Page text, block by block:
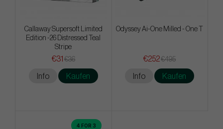
Callaway Supersoft Limited
Edition -26 Distressed Teal
Stripe
€31 €36
Info Kaufen
Odyssey Ai-One Milled - One T
€252€495
Info Kaufen
4 FOR 3